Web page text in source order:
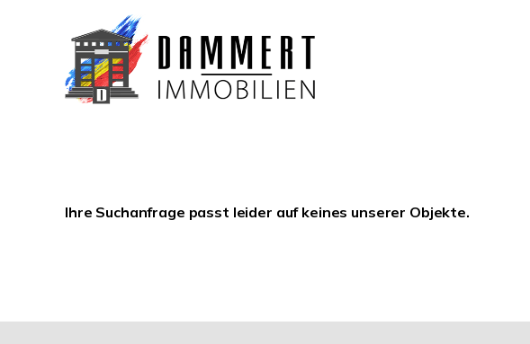
Ihre Suchanfrage passt leider auf keines unserer Objekte.